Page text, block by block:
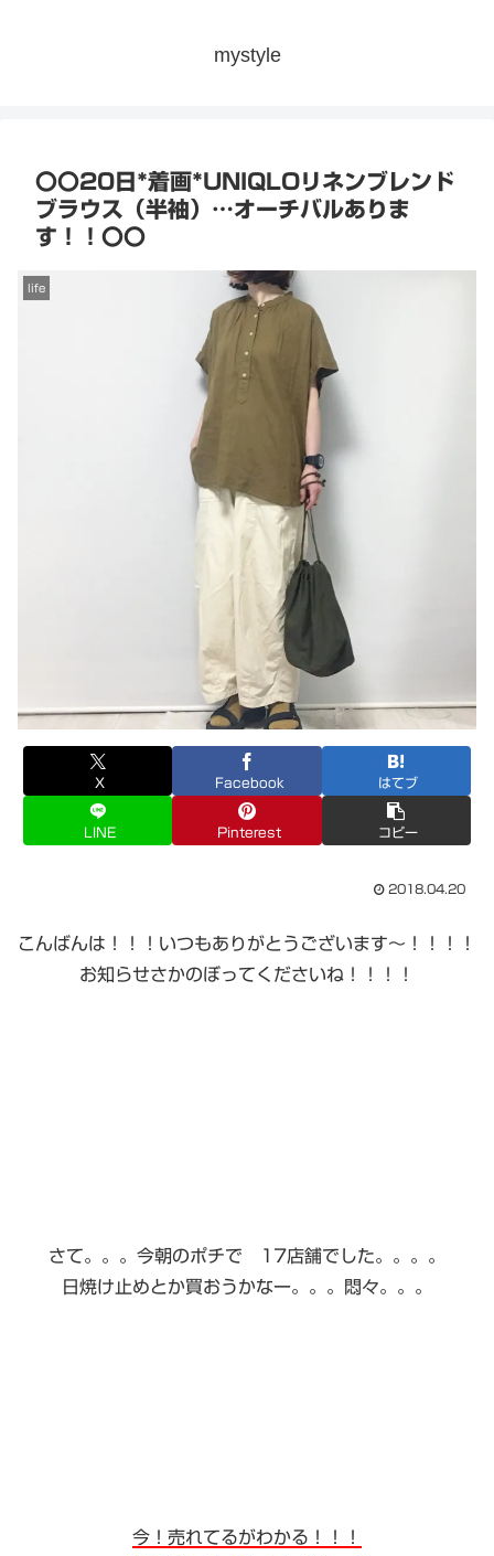
mystyle
〇〇20日*着画*UNIQLOリネンブレンド
ブラウス（半袖）…オーチバルありま
す！！〇〇
life
X Facebook はてブ
LINE Pinterest コピー
2018.04.20
こんばんは！！！いつもありがとうございます〜！！！！
お知らせさかのぼってくださいね！！！！
さて。。。今朝のポチで 17店舗でした。。。。
日焼け止めとか買おうかなー。。。悶々。。。
今！売れてるがわかる！！！